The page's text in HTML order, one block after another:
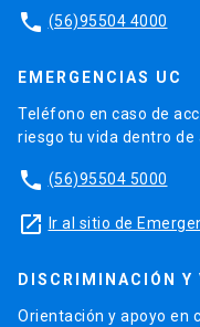
phone (56)95504 4000
EMERGENCIAS UC
Teléfono en caso de
riesgo tu vida dentro de
phone (56)95504 5000
launch Ir al sitio de
DISCRIMINACIÓN Y
Orientación y apoyo en